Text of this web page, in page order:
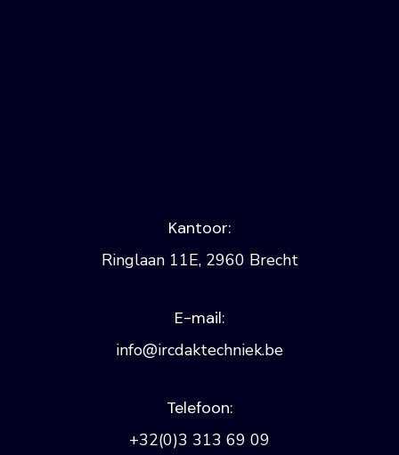
Kantoor:
Ringlaan 11E, 2960 Brecht
E-mail:
info@ircdaktechniek.be
Telefoon:
+32(0)3 313 69 09